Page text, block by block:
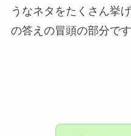
うなネタをたくさん挙
の答えの冒頭の部分です